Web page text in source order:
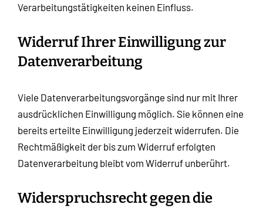
Verarbeitungstätigkeiten keinen Einfluss.
Widerruf Ihrer Einwilligung zur
Datenverarbeitung
Viele Datenverarbeitungsvorgänge sind nur mit Ihrer
ausdrücklichen Einwilligung möglich. Sie können eine
bereits erteilte Einwilligung jederzeit widerrufen. Die
Rechtmäßigkeit der bis zum Widerruf erfolgten
Datenverarbeitung bleibt vom Widerruf unberührt.
Widerspruchsrecht gegen die